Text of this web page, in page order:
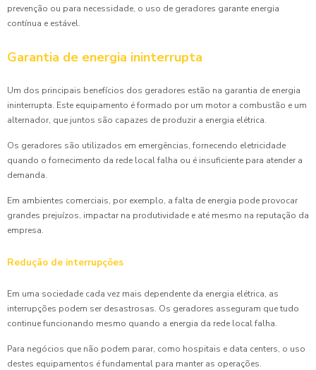
prevenção ou para necessidade, o uso de geradores garante energia
contínua e estável.
Garantia de energia ininterrupta
Um dos principais benefícios dos geradores estão na garantia de energia
ininterrupta. Este equipamento é formado por um motor a combustão e um
alternador, que juntos são capazes de produzir a energia elétrica.
Os geradores são utilizados em emergências, fornecendo eletricidade
quando o fornecimento da rede local falha ou é insuficiente para atender a
demanda.
Em ambientes comerciais, por exemplo, a falta de energia pode provocar
grandes prejuízos, impactar na produtividade e até mesmo na reputação da
empresa.
Redução de interrupções
Em uma sociedade cada vez mais dependente da energia elétrica, as
interrupções podem ser desastrosas. Os geradores asseguram que tudo
continue funcionando mesmo quando a energia da rede local falha.
Para negócios que não podem parar, como hospitais e data centers, o uso
destes equipamentos é fundamental para manter as operações.